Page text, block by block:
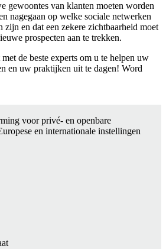
gewoontes van klanten moeten worden
nagegaan op welke sociale netwerken
zijn en dat een zekere zichtbaarheid moet
prospecten aan te trekken.
de beste experts om u te helpen uw
en uw praktijken uit te dagen! Word
voor privé- en openbare
en internationale instellingen